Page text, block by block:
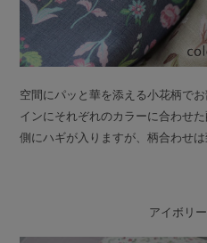
空間にパッと華を添える小花柄で
インにそれぞれのカラーに合わせ
側にハギが入りますが、柄合わせは
アイボリ